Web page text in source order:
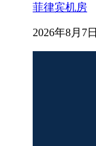
菲律宾机房
2026年8月7日